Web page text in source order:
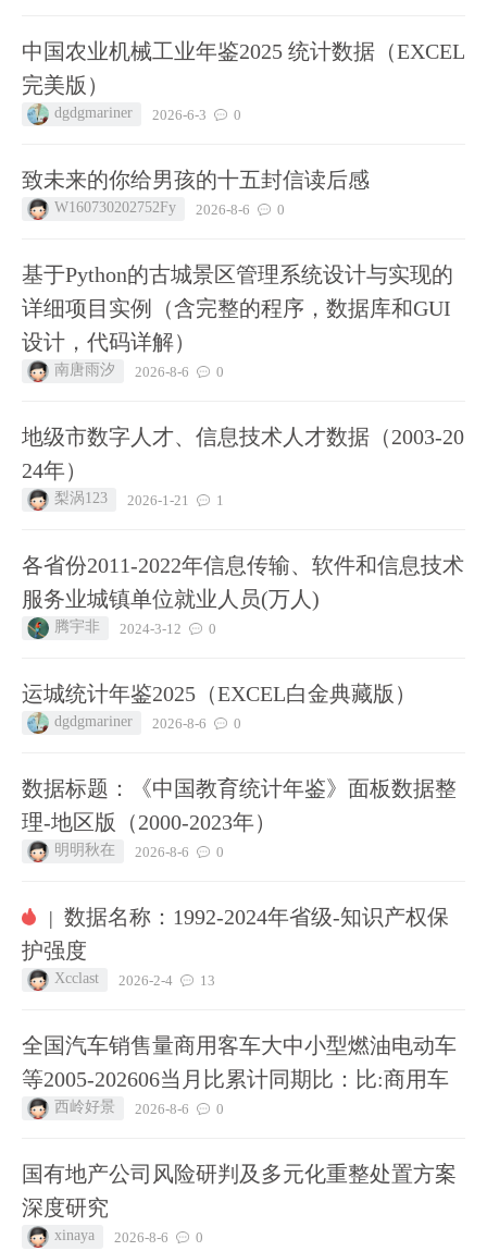
中国农业机械工业年鉴2025 统计数据（EXCEL
完美版）
dgdgmariner 2026-6-3 0
致未来的你给男孩的十五封信读后感
W160730202752Fy 2026-8-6 0
基于Python的古城景区管理系统设计与实现的
详细项目实例（含完整的程序，数据库和GUI
设计，代码详解）
南唐雨汐 2026-8-6 0
地级市数字人才、信息技术人才数据（2003-20
24年）
梨涡123 2026-1-21 1
各省份2011-2022年信息传输、软件和信息技术
服务业城镇单位就业人员(万人)
腾宇非 2024-3-12 0
运城统计年鉴2025（EXCEL白金典藏版）
dgdgmariner 2026-8-6 0
数据标题：《中国教育统计年鉴》面板数据整
理-地区版（2000-2023年）
明明秋在 2026-8-6 0
| 数据名称：1992-2024年省级-知识产权保
护强度
Xcclast 2026-2-4 13
全国汽车销售量商用客车大中小型燃油电动车
等2005-202606当月比累计同期比：比:商用车
西岭好景 2026-8-6 0
国有地产公司风险研判及多元化重整处置方案
深度研究
xinaya 2026-8-6 0